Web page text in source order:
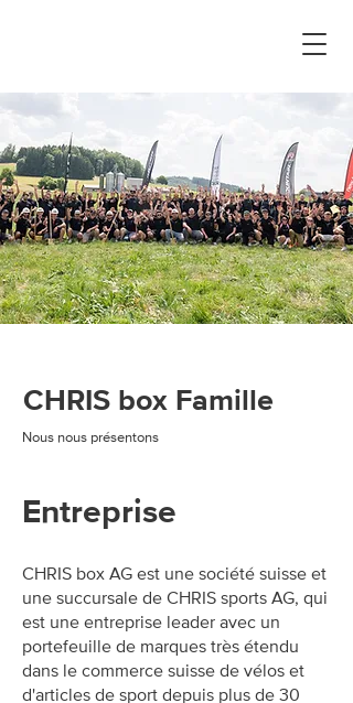
CHRIS box Famille
Nous nous présentons
Entreprise
CHRIS box AG est une société suisse et
une succursale de CHRIS sports AG, qui
est une entreprise leader avec un
portefeuille de marques très étendu
dans le commerce suisse de vélos et
d'articles de sport depuis plus de 30